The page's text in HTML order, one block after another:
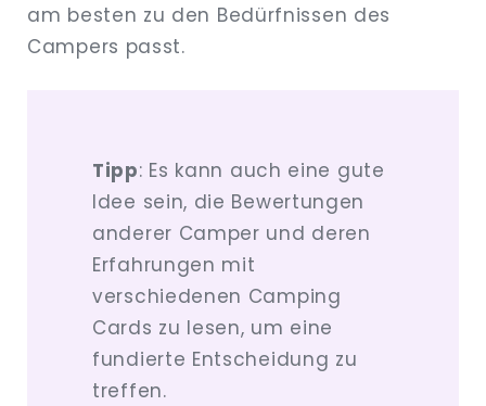
am besten zu den Bedürfnissen des
Campers passt.
Tipp: Es kann auch eine gute
Idee sein, die Bewertungen
anderer Camper und deren
Erfahrungen mit
verschiedenen Camping
Cards zu lesen, um eine
fundierte Entscheidung zu
treffen.